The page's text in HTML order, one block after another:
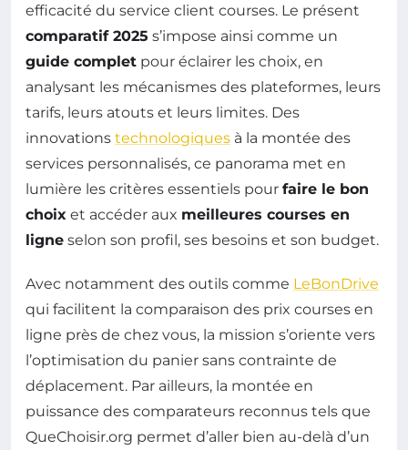
efficacité du service client courses. Le présent
comparatif 2025 s’impose ainsi comme un
guide complet pour éclairer les choix, en
analysant les mécanismes des plateformes, leurs
tarifs, leurs atouts et leurs limites. Des
innovations technologiques à la montée des
services personnalisés, ce panorama met en
lumière les critères essentiels pour faire le bon
choix et accéder aux meilleures courses en
ligne selon son profil, ses besoins et son budget.
Avec notamment des outils comme LeBonDrive
qui facilitent la comparaison des prix courses en
ligne près de chez vous, la mission s’oriente vers
l’optimisation du panier sans contrainte de
déplacement. Par ailleurs, la montée en
puissance des comparateurs reconnus tels que
QueChoisir.org permet d’aller bien au-delà d’un